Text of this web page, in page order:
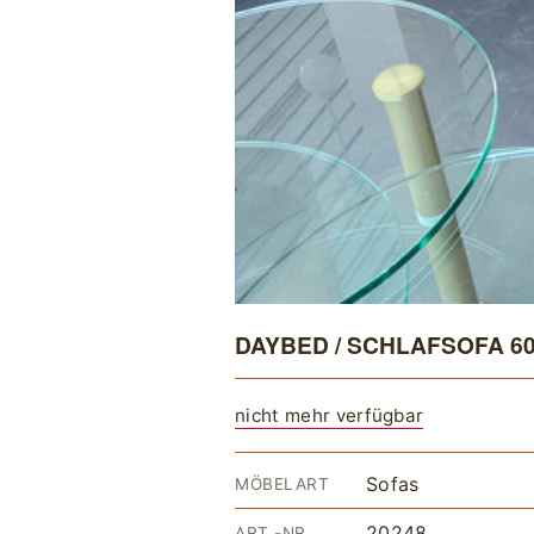
DAYBED / SCHLAFSOFA
nicht mehr verfügbar
MÖBELART Sofas